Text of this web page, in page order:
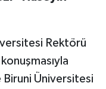
Rektörü
Biruni Üniversitesi